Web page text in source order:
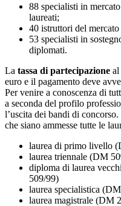
88 specialisti in
laureati;
40 istruttori del
53 specialisti in
diplomati.
La tassa di partecipazione al
euro e il pagamento deve
Per venire a conoscenza di
a seconda del profilo
l’uscita dei bandi di
che siano ammesse tutte le
laurea di primo livello
laurea triennale (DM
diploma di laurea
509/99)
laurea specialistica
laurea magistrale (DM